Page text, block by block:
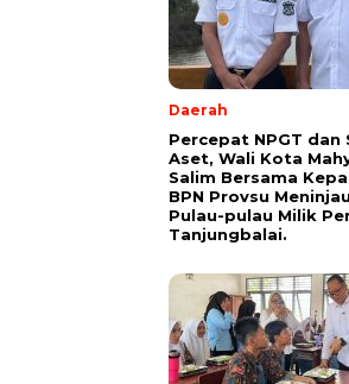
Daerah
Percepat NPGT dan
Aset, Wali Kota
Salim Bersama
BPN Provsu
Pulau-pulau Milik
Tanjungbalai.